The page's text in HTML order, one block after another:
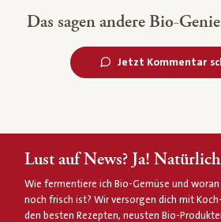
Das sagen andere Bio-
Jetzt Kommentar
Lust auf News? Ja!
Wie fermentiere ich Bio-Gemüse und woran
noch frisch ist? Wir versorgen dich mit
den besten Rezepten, neusten Bio-